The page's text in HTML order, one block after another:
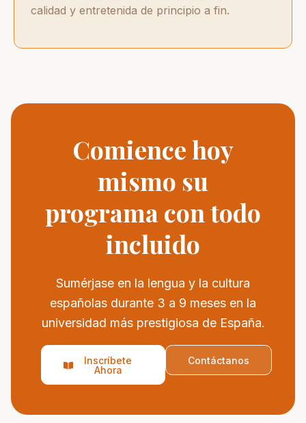
calidad y entretenida de principio a fin.
Comience hoy
mismo su
programa con todo
incluido
Sumérjase en la lengua y la cultura
españolas durante 3 a 9 meses en la
universidad más prestigiosa de España.
Inscríbete
Ahora
Contáctanos